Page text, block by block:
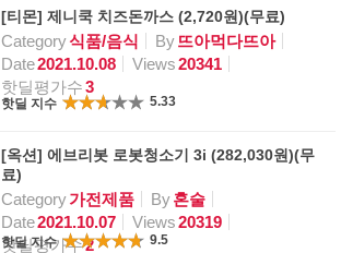
[티몬] 제니쿡 치즈돈까스 (2,720원)(무료)
Category식품/음식 By뜨아먹다뜨아
Date2021.10.08 Views20341
핫딜평가수3
핫딜 지수 5.33
[옥션] 에브리봇 로봇청소기 3i (282,030원)(무
료)
Category가전제품 By혼술
Date2021.10.07 Views20319
핫딜평가수2
핫딜 지수 9.5